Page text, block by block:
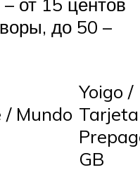
до 50 –
/ Mundo
Yoigo /
GB